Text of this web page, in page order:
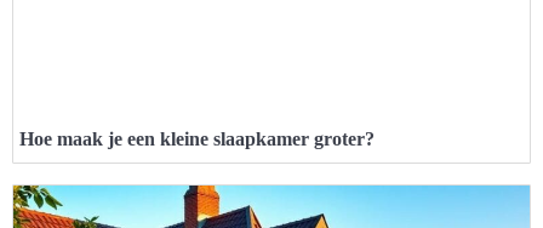
Hoe maak je een kleine slaapkamer groter?